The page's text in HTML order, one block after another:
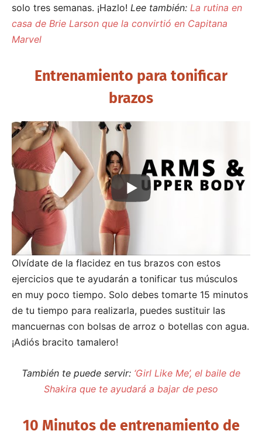
solo tres semanas. ¡Hazlo! Lee también: La rutina en
casa de Brie Larson que la convirtió en Capitana
Marvel
Entrenamiento para tonificar
brazos
Olvídate de la flacidez en tus brazos con estos
ejercicios que te ayudarán a tonificar tus músculos
en muy poco tiempo. Solo debes tomarte 15 minutos
de tu tiempo para realizarla, puedes sustituir las
mancuernas con bolsas de arroz o botellas con agua.
¡Adiós bracito tamalero!
También te puede servir: ‘Girl Like Me’, el baile de
Shakira que te ayudará a bajar de peso
10 Minutos de entrenamiento de